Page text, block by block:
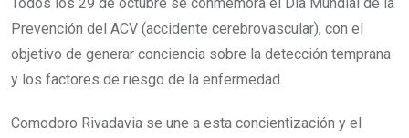
Prevención del ACV (accidente cerebrovascular), con el
objetivo de generar conciencia sobre la detección temprana
y los factores de riesgo de la enfermedad.
Comodoro Rivadavia se une a esta concientización y el